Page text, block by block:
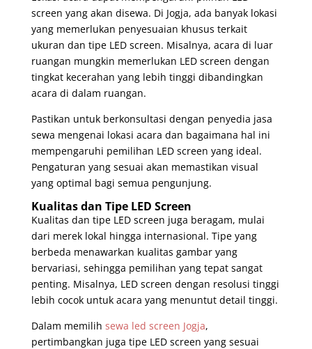
screen yang akan disewa. Di Jogja, ada banyak lokasi
yang memerlukan penyesuaian khusus terkait
ukuran dan tipe LED screen. Misalnya, acara di luar
ruangan mungkin memerlukan LED screen dengan
tingkat kecerahan yang lebih tinggi dibandingkan
acara di dalam ruangan.
Pastikan untuk berkonsultasi dengan penyedia jasa
sewa mengenai lokasi acara dan bagaimana hal ini
mempengaruhi pemilihan LED screen yang ideal.
Pengaturan yang sesuai akan memastikan visual
yang optimal bagi semua pengunjung.
Kualitas dan Tipe LED Screen
Kualitas dan tipe LED screen juga beragam, mulai
dari merek lokal hingga internasional. Tipe yang
berbeda menawarkan kualitas gambar yang
bervariasi, sehingga pemilihan yang tepat sangat
penting. Misalnya, LED screen dengan resolusi tinggi
lebih cocok untuk acara yang menuntut detail tinggi.
Dalam memilih sewa led screen Jogja,
pertimbangkan juga tipe LED screen yang sesuai